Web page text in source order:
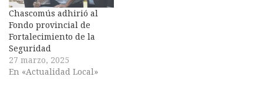
Chascomús adhirió al
Fondo provincial de
Fortalecimiento de la
Seguridad
27 marzo, 2025
En «Actualidad Local»